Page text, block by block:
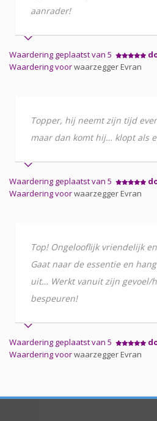
aanrader!
Waardering geplaatst van 5
Waardering voorwaarzegger Evran
Topper, hij neemt zijn tijd
maar dan komt hij… klopt als
Waardering geplaatst van 5
Waardering voorwaarzegger Evran
Top! Ongelooflijk vriendelijk
Gaat naar de essentie en
uit… Werkt vanuit zijn gevoel/
bespeuren!
Waardering geplaatst van 5
Waardering voorwaarzegger Evran